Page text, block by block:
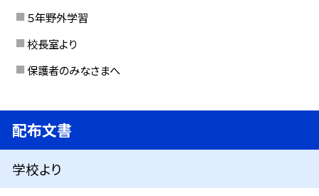
５年野外学習
校長室より
保護者のみなさまへ
配布文書
学校より